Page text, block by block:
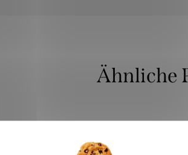
Mehr für weniger